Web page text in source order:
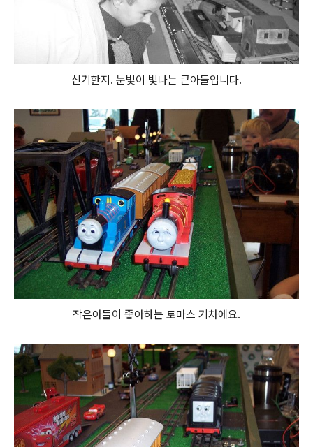
신기한지. 눈빛이 빛나는 큰아들입니다.
작은아들이 좋아하는 토마스 기차에요.